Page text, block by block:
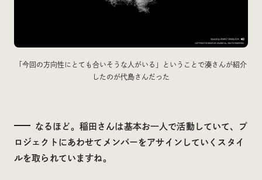
「今回の方向性にとても合いそうな人がいる」ということで湊さんが紹介
したのが代島さんだった
なるほど。稲田さんは基本お一人で活動していて、プ
ロジェクトにあわせてメンバーをアサインしていくスタイ
ルを取られていますね。